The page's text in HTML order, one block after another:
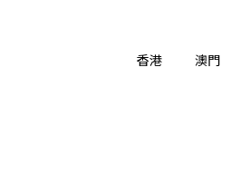
香港 澳門